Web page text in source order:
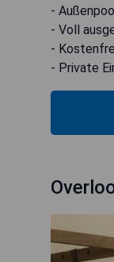
-
- Voll
-
- Private